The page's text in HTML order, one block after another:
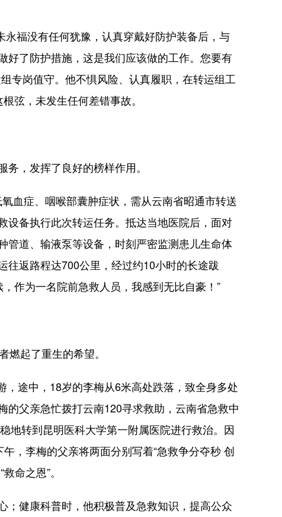
福没有任何犹豫，认真穿戴好防护装备后，与
好了防护措施，这是我们应该做的工作。您要有
专岗值守。他不惧风险、认真履职，在转运组工
弦，未发生任何差错事故。
，发挥了良好的榜样作用。
血症、咽喉部囊肿症状，需从云南省昭通市转送
设备执行此次转运任务。抵达当地医院后，面对
管道、输液泵等设备，时刻严密监测患儿生命体
往返路程达700公里，经过约10小时的长途跋
作为一名院前急救人员，我感到无比自豪！”
起了重生的希望。
途中，18岁的李梅从6米高处跌落，致全身多处
父亲急忙拨打云南120寻求救助，云南省急救中
地转到昆明医科大学第一附属医院进行救治。因
，李梅的父亲将两面分别写着“急救争分夺秒 创
命之恩”。
健康科普时，他积极普及急救知识，提高公众